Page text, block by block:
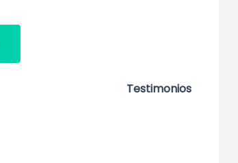
Testimonios